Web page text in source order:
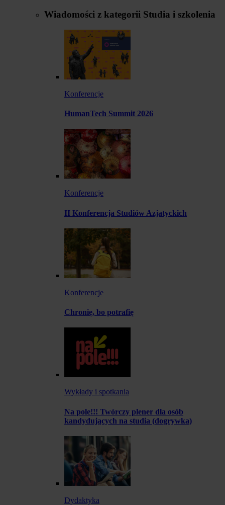
Wiadomości z kategorii Studia i szkolenia
Konferencje
HumanTech Summit 2026
Konferencje
II Konferencja Studiów Azjatyckich
Konferencje
Chronię, bo potrafię
Wykłady i spotkania
Na pole!!! Twórczy plener dla osób
kandydujących na studia (dogrywka)
Dydaktyka